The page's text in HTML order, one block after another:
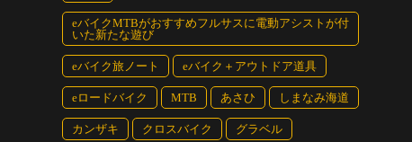
eバイクMTBがおすすめフルサスに電動アシストが付
いた新たな遊び
eバイク旅ノート eバイク＋アウトドア道具
eロードバイク MTB あさひ しまなみ海道
カンザキ クロスバイク グラベル